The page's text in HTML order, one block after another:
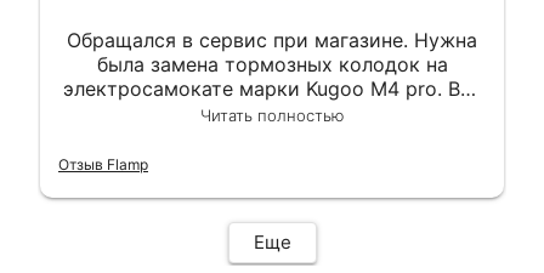
Обращался в сервис при магазине. Нужна
была замена тормозных колодок на
электросамокате марки Kugoo M4 pro. Всё
сделали в лучшем виде и в максимально
гарантии, поэтому и обратился в этот
Читать полностью
Отзыв Flamp
Еще